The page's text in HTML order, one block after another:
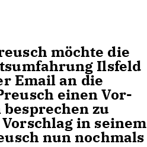
möchte die
Ilsfeld
Email an die
einen Vor-
zu
in seinem
nun nochmals